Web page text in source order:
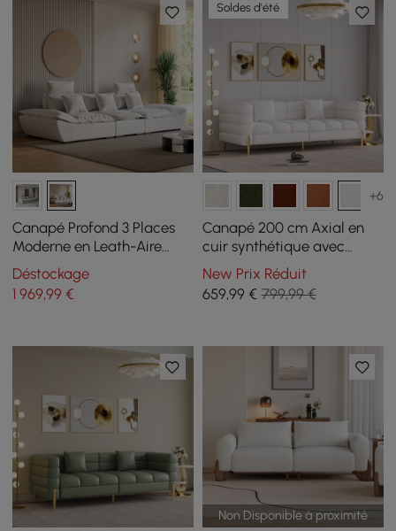
Canapé Profond 3 Places
Moderne en Leath-Aire
Blanc 2780 mm avec
Dossier Réglable
Déstockage
1 969,99 €
Soldes d'été
+6
Canapé 200 cm Axial en
cuir synthétique avec
pieds dorés et coussins
New Prix Réduit
659,99€ 799,99 €
Non Disponible à proximité